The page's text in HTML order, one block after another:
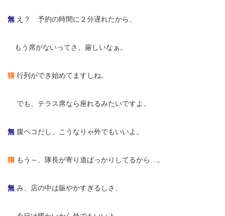
無 え？ 予約の時間に２分遅れたから、
もう席がないってさ。厳しいなぁ。
猫 行列ができ始めてますしね。
でも、テラス席なら座れるみたいですよ。
無 腹ペコだし、こうなりゃ外でもいいよ。
猫 もう～、隊長が寄り道ばっかりしてるから…。
無 み、店の中は賑やかすぎるしさ、